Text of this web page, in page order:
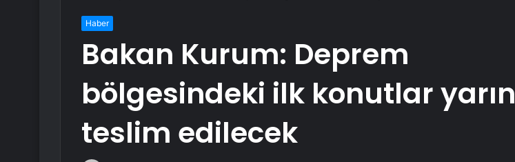
Haber
Bakan Kurum: Deprem
bölgesindeki ilk konutlar yarın
teslim edilecek